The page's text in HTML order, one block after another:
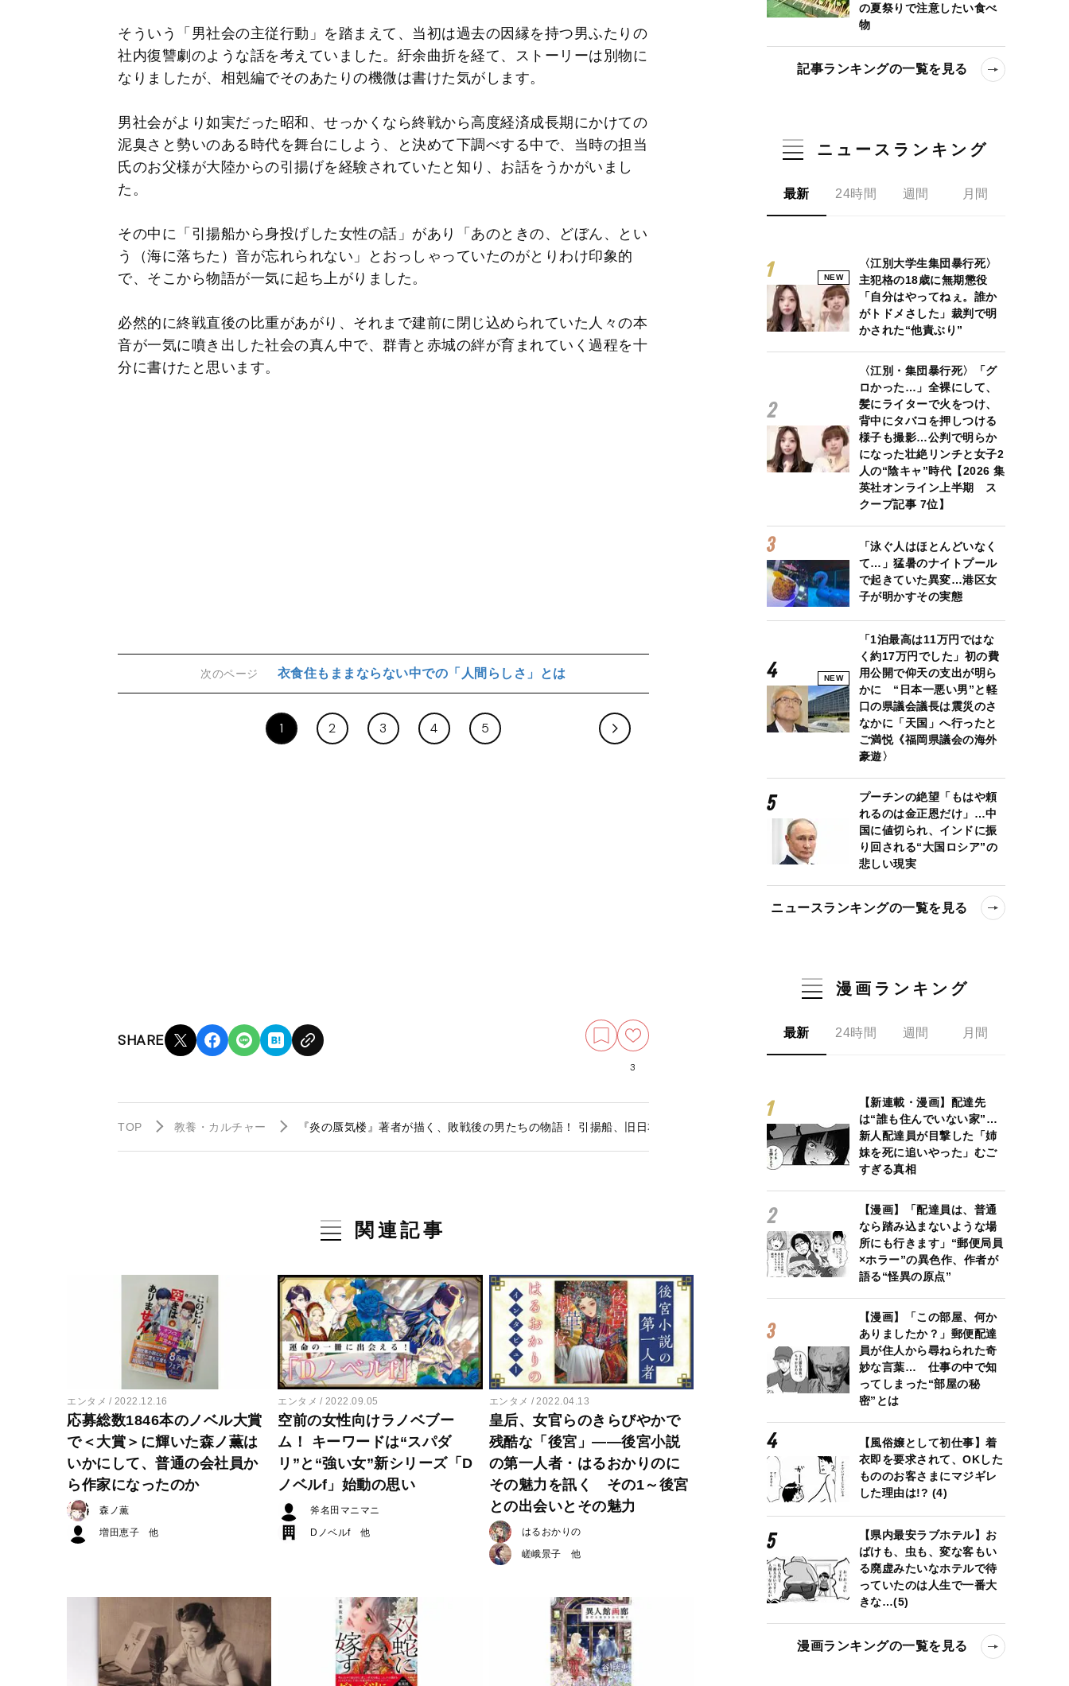
そういう「男社会の主従行動」を踏まえて、当初は過去の因縁を持つ男ふたりの
社内復讐劇のような話を考えていました。紆余曲折を経て、ストーリーは別物に
なりましたが、相剋編でそのあたりの機微は書けた気がします。
男社会がより如実だった昭和、せっかくなら終戦から高度経済成長期にかけての
泥臭さと勢いのある時代を舞台にしよう、と決めて下調べする中で、当時の担当
氏のお父様が大陸からの引揚げを経験されていたと知り、お話をうかがいまし
た。
その中に「引揚船から身投げした女性の話」があり「あのときの、どぼん、とい
う（海に落ちた）音が忘れられない」とおっしゃっていたのがとりわけ印象的
で、そこから物語が一気に起ち上がりました。
必然的に終戦直後の比重があがり、それまで建前に閉じ込められていた人々の本
音が一気に噴き出した社会の真ん中で、群青と赤城の絆が育まれていく過程を十
分に書けたと思います。
次のページ 衣食住もままならない中での「人間らしさ」とは
1 2 3 4 5
SHARE
3
TOP 教養・カルチャー 『炎の蜃気楼』著者が描く、敗戦後の男たちの物語！ 引揚船、旧日本軍、満州鉄道、闇市……終戦の混乱の中で絆を結んだ少年と青年が目指したも
関連記事
エンタメ 2022.12.16
応募総数1846本のノベル大賞
で＜大賞＞に輝いた森ノ薫は
いかにして、普通の会社員か
ら作家になったのか
森ノ薫
増田恵子
エンタメ 2022.09.05
空前の女性向けラノベブー
ム！ キーワードは“スパダ
リ”と“強い女”新シリーズ「D
ノベルf」始動の思い
斧名田マニマニ
Dノベルf
エンタメ 2022.04.13
皇后、女官らのきらびやかで
残酷な「後宮」――後宮小説
の第一人者・はるおかりのに
その魅力を訊く その1～後宮
との出会いとその魅力
はるおかりの
嵯峨景子
の夏祭りで注意したい食べ
物
記事ランキングの一覧を見る
ニュースランキング
最新 24時間 週間 月間
NEW
〈江別大学生集団暴行死〉
主犯格の18歳に無期懲役
「自分はやってねぇ。誰か
がトドメさした」裁判で明
かされた“他責ぶり”
〈江別・集団暴行死〉「グ
ロかった…」全裸にして、
髪にライターで火をつけ、
背中にタバコを押しつける
様子も撮影…公判で明らか
になった壮絶リンチと女子2
人の“陰キャ”時代【2026 集
英社オンライン上半期 ス
クープ記事 7位】
「泳ぐ人はほとんどいなく
て…」猛暑のナイトプール
で起きていた異変…港区女
子が明かすその実態
NEW
「1泊最高は11万円ではな
く約17万円でした」初の費
用公開で仰天の支出が明ら
かに “日本一悪い男”と軽
口の県議会議長は震災のさ
なかに「天国」へ行ったと
ご満悦《福岡県議会の海外
豪遊〉
プーチンの絶望「もはや頼
れるのは金正恩だけ」…中
国に値切られ、インドに振
り回される“大国ロシア”の
悲しい現実
ニュースランキングの一覧を見る
漫画ランキング
最新 24時間 週間 月間
【新連載・漫画】配達先
は“誰も住んでいない家”…
新人配達員が目撃した「姉
妹を死に追いやった」むご
すぎる真相
【漫画】「配達員は、普通
なら踏み込まないような場
所にも行きます」“郵便局員
×ホラー”の異色作、作者が
語る“怪異の原点”
【漫画】「この部屋、何か
ありましたか？」郵便配達
員が住人から尋ねられた奇
妙な言葉… 仕事の中で知
ってしまった“部屋の秘
密”とは
【風俗嬢として初仕事】着
衣即を要求されて、OKした
もののお客さまにマジギレ
した理由は!? (4)
【県内最安ラブホテル】お
ばけも、虫も、変な客もい
る廃虚みたいなホテルで待
っていたのは人生で一番大
きな…(5)
漫画ランキングの一覧を見る